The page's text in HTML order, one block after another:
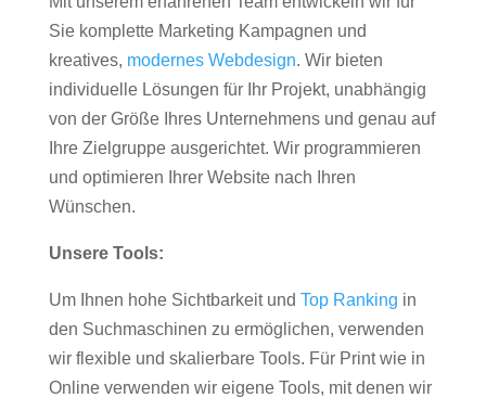
Sie komplette Marketing Kampagnen und
kreatives, modernes Webdesign. Wir bieten
individuelle Lösungen für Ihr Projekt, unabhängig
von der Größe Ihres Unternehmens und genau auf
Ihre Zielgruppe ausgerichtet. Wir programmieren
und optimieren Ihrer Website nach Ihren
Wünschen.
Unsere Tools:
Um Ihnen hohe Sichtbarkeit und Top Ranking in
den Suchmaschinen zu ermöglichen, verwenden
wir flexible und skalierbare Tools. Für Print wie in
Online verwenden wir eigene Tools, mit denen wir